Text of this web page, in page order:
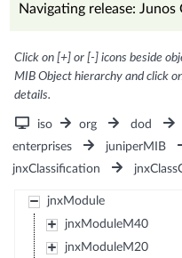
Navigating release: Junos
Click on [+] or [-] icons beside
MIB Object hierarchy and click
details.
iso org dod
enterprises
juniperMIB
jnxClassification
jnxModule
jnxModuleM40
jnxModuleM20